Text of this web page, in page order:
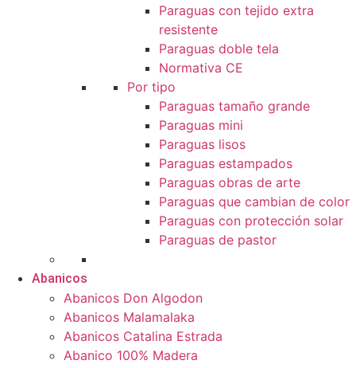
Paraguas con tejido extra
resistente
Paraguas doble tela
Normativa CE
Por tipo
Paraguas tamaño grande
Paraguas mini
Paraguas lisos
Paraguas estampados
Paraguas obras de arte
Paraguas que cambian de color
Paraguas con protección solar
Paraguas de pastor
Abanicos
Abanicos Don Algodon
Abanicos Malamalaka
Abanicos Catalina Estrada
Abanico 100% Madera